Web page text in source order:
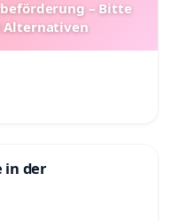
– Bitte
Alternativen
in der